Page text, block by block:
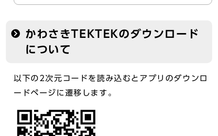
かわさきTEKTEKのダウンロード
について
以下の2次元コードを読み込むとアプリのダウンロ
ードページに遷移します。